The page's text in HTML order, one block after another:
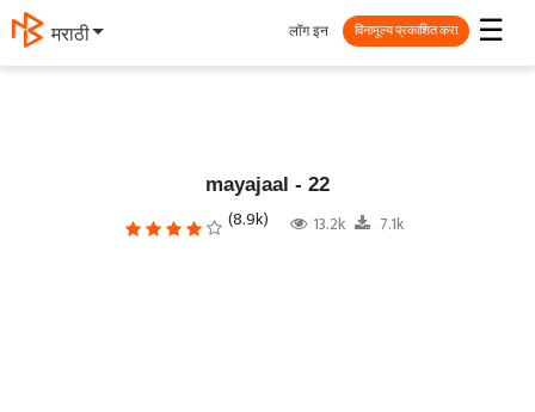
मराठी ☰
लॉग इन विनामूल्य प्रकाशित करा
mayajaal - 22
(8.9k) 13.2k 7.1k